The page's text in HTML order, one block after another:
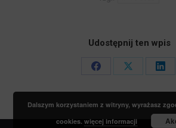
Udostępnij ten wpis
Share
on
Facebook
Share
on
X
on
Dalszym korzystaniem z witryny, wyrażasz
cookies. więcej informacji